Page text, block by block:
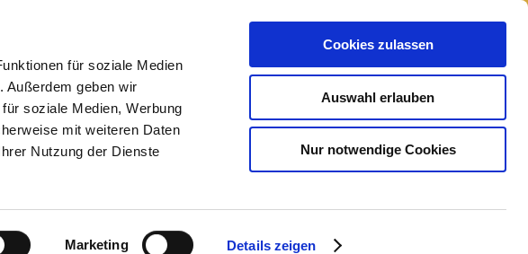
für soziale Medien
Außerdem geben wir
soziale Medien, Werbung
mit weiteren Daten
Nutzung der Dienste
Marketing Details zeigen
Cookies zulassen
Auswahl erlauben
Nur notwendige Cookies
Medizin
Indikationen Kosten Vorträge